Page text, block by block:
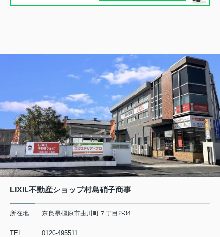
LIXIL不動産ショップ村島硝子商事
所在地 奈良県橿原市曲川町７丁目2-34
TEL 0120-495511